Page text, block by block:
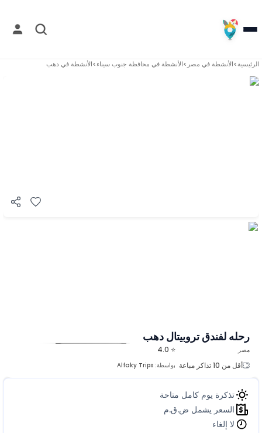
الرئيسية>الأنشطة في مصر >الأنشطة في محافظة جنوب سيناء>الأنشطة في دهب
رحله لفندق تروبيتال دهب
⭐ 4.0
أقل من 10 تذاكر مباعة
بواسطة: Alfaky Trips
مصر
تذكرة يوم كامل متاحة
السعر يشمل ض.ق.م
لا إلغاء